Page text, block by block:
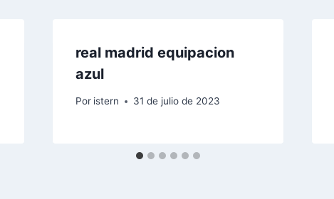
real madrid equipacion
azul
Por istern 31 de julio de 2023